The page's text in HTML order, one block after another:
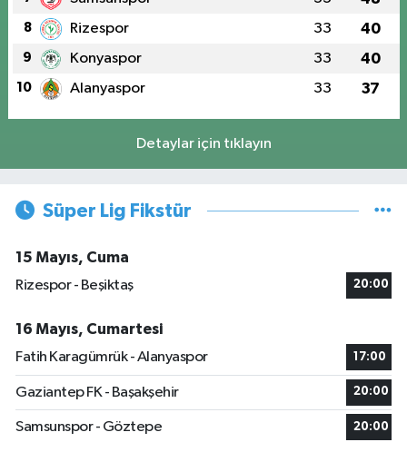
8 Rizespor 33 40
9 Konyaspor 33 40
10 Alanyaspor 33 37
Detaylar için tıklayın
Süper Lig Fikstür
15 Mayıs, Cuma
Rizespor - Beşiktaş
20:00
16 Mayıs, Cumartesi
Fatih Karagümrük - Alanyaspor
17:00
Gaziantep FK - Başakşehir 20:00
Samsunspor - Göztepe 20:00